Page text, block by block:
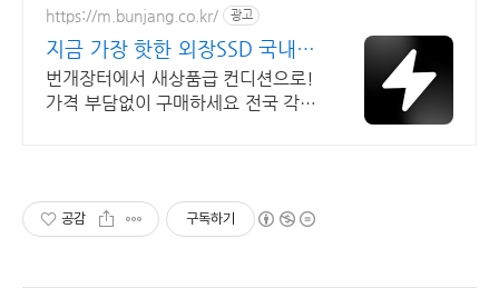
https://m.bunjang.co.kr/ 광고
지금 가장 핫한 외장SSD 국내
최대 브랜드 중고거래
번개장터에서 새상품급 컨디션으로!
가격 부담없이 구매하세요 전국 각지
공감 구독하기